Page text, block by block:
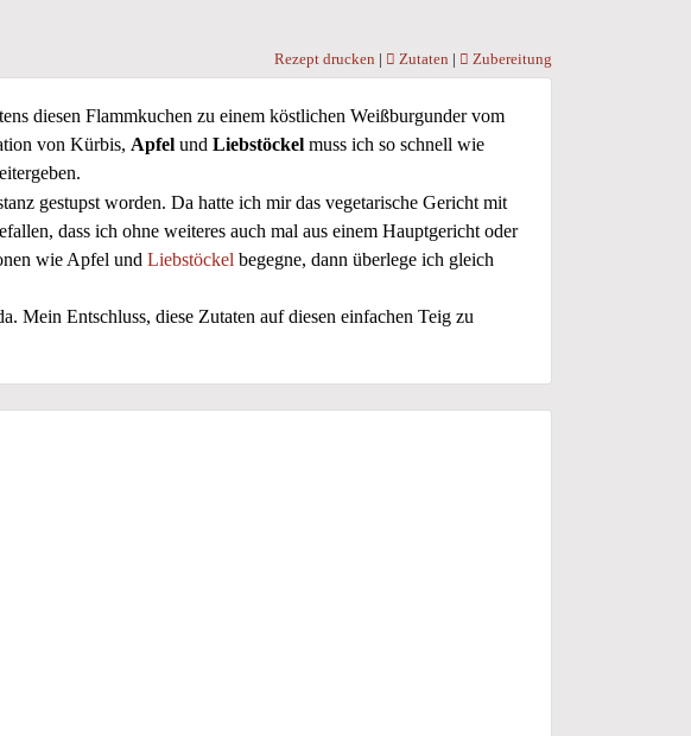
Rezept drucken Zutaten Zubereitung
diesen Flammkuchen zu einem köstlichen Weißburgunder vom
von Kürbis, Apfel und Liebstöckel muss ich so schnell wie
gestupst worden. Da hatte ich mir das vegetarische Gericht mit
dass ich ohne weiteres auch mal aus einem Hauptgericht oder
wie Apfel und Liebstöckel begegne, dann überlege ich gleich
Mein Entschluss, diese Zutaten auf diesen einfachen Teig zu